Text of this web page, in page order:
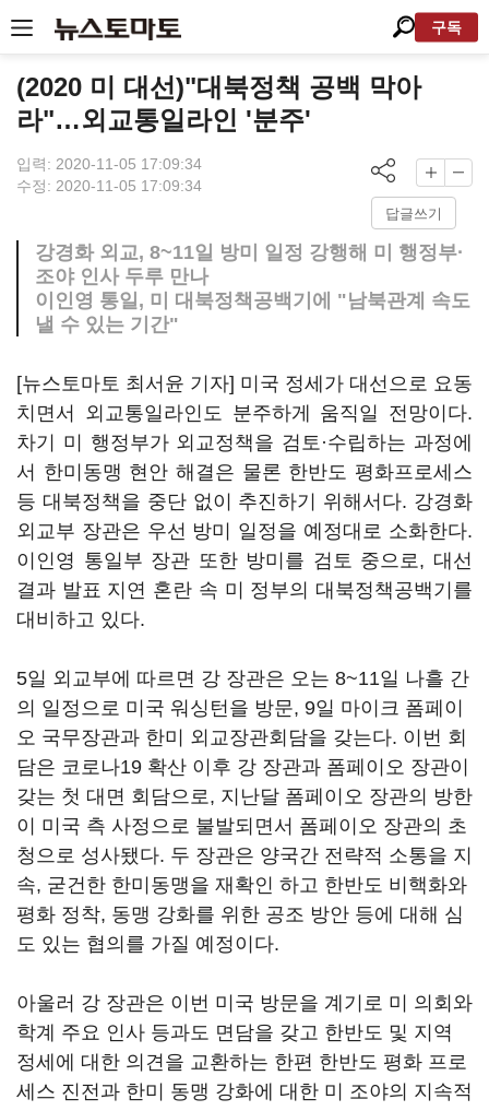
구독
(2020 미 대선)"대북정책 공백 막아
라"…외교통일라인 '분주'
입력: 2020-11-05 17:09:34
수정: 2020-11-05 17:09:34
답글쓰기
강경화 외교, 8~11일 방미 일정 강행해 미 행정부·
조야 인사 두루 만나
이인영 통일, 미 대북정책공백기에 "남북관계 속도
낼 수 있는 기간"
[뉴스토마토 최서윤 기자] 미국 정세가 대선으로 요동
치면서 외교통일라인도 분주하게 움직일 전망이다.
차기 미 행정부가 외교정책을 검토·수립하는 과정에
서 한미동맹 현안 해결은 물론 한반도 평화프로세스
등 대북정책을 중단 없이 추진하기 위해서다. 강경화
외교부 장관은 우선 방미 일정을 예정대로 소화한다.
이인영 통일부 장관 또한 방미를 검토 중으로, 대선
결과 발표 지연 혼란 속 미 정부의 대북정책공백기를
대비하고 있다.
5일 외교부에 따르면 강 장관은 오는 8~11일 나흘 간
의 일정으로 미국 워싱턴을 방문, 9일 마이크 폼페이
오 국무장관과 한미 외교장관회담을 갖는다. 이번 회
담은 코로나19 확산 이후 강 장관과 폼페이오 장관이
갖는 첫 대면 회담으로, 지난달 폼페이오 장관의 방한
이 미국 측 사정으로 불발되면서 폼페이오 장관의 초
청으로 성사됐다. 두 장관은 양국간 전략적 소통을 지
속, 굳건한 한미동맹을 재확인 하고 한반도 비핵화와
평화 정착, 동맹 강화를 위한 공조 방안 등에 대해 심
도 있는 협의를 가질 예정이다.
아울러 강 장관은 이번 미국 방문을 계기로 미 의회와
학계 주요 인사 등과도 면담을 갖고 한반도 및 지역
정세에 대한 의견을 교환하는 한편 한반도 평화 프로
세스 진전과 한미 동맹 강화에 대한 미 조야의 지속적